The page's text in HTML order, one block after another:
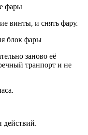
фары
винты, и снять фару.
блок фары
заново её
транпорт и не
действий.